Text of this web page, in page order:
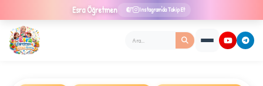
Esra Öğretmen Instagram'da Takip Et